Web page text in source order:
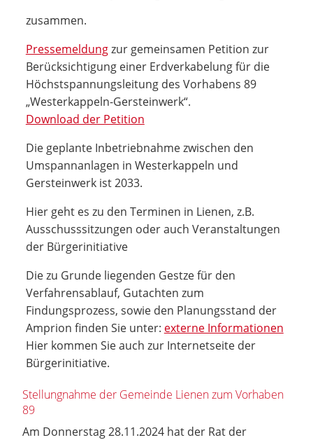
zusammen.
Pressemeldungzur gemeinsamen Petition zur
Berücksichtigung einer Erdverkabelung für die
Höchstspannungsleitung des Vorhabens 89
„Westerkappeln-Gersteinwerk“.
Download der Petition
Die geplante Inbetriebnahme zwischen den
Umspannanlagen in Westerkappeln und
Gersteinwerk ist 2033.
Hier geht es zu den Terminen in Lienen, z.B.
Ausschusssitzungen oder auch Veranstaltungen
der Bürgerinitiative
Die zu Grunde liegenden Gestze für den
Verfahrensablauf, Gutachten zum
Findungsprozess, sowie den Planungsstand der
Amprion finden Sie unter: externe Informationen
Hier kommen Sie auch zur Internetseite der
Bürgerinitiative.
Stellungnahme der Gemeinde Lienen zum Vorhaben
89
Am Donnerstag 28.11.2024 hat der Rat der